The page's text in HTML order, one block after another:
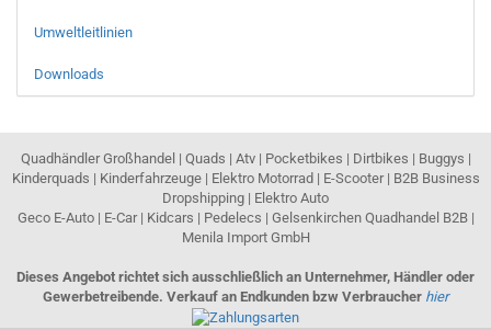
Umweltleitlinien
Downloads
Quadhändler Großhandel | Quads | Atv | Pocketbikes | Dirtbikes | Buggys |
Kinderquads | Kinderfahrzeuge | Elektro Motorrad | E-Scooter | B2B Business
Dropshipping | Elektro Auto
Geco E-Auto | E-Car | Kidcars | Pedelecs | Gelsenkirchen Quadhandel B2B |
Menila Import GmbH
Dieses Angebot richtet sich ausschließlich an Unternehmer, Händler oder
Gewerbetreibende. Verkauf an Endkunden bzw Verbraucher hier